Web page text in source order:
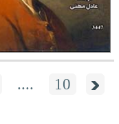
.... 10